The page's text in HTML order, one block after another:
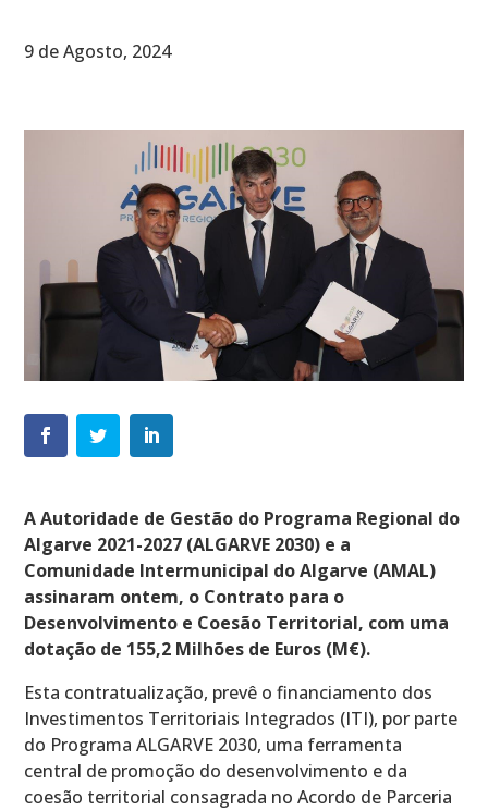
9 de Agosto, 2024
A Autoridade de Gestão do Programa Regional do
Algarve 2021-2027 (ALGARVE 2030) e a
Comunidade Intermunicipal do Algarve (AMAL)
assinaram ontem, o Contrato para o
Desenvolvimento e Coesão Territorial, com uma
dotação de 155,2 Milhões de Euros (M€).
Esta contratualização, prevê o financiamento dos
Investimentos Territoriais Integrados (ITI), por parte
do Programa ALGARVE 2030, uma ferramenta
central de promoção do desenvolvimento e da
coesão territorial consagrada no Acordo de Parceria